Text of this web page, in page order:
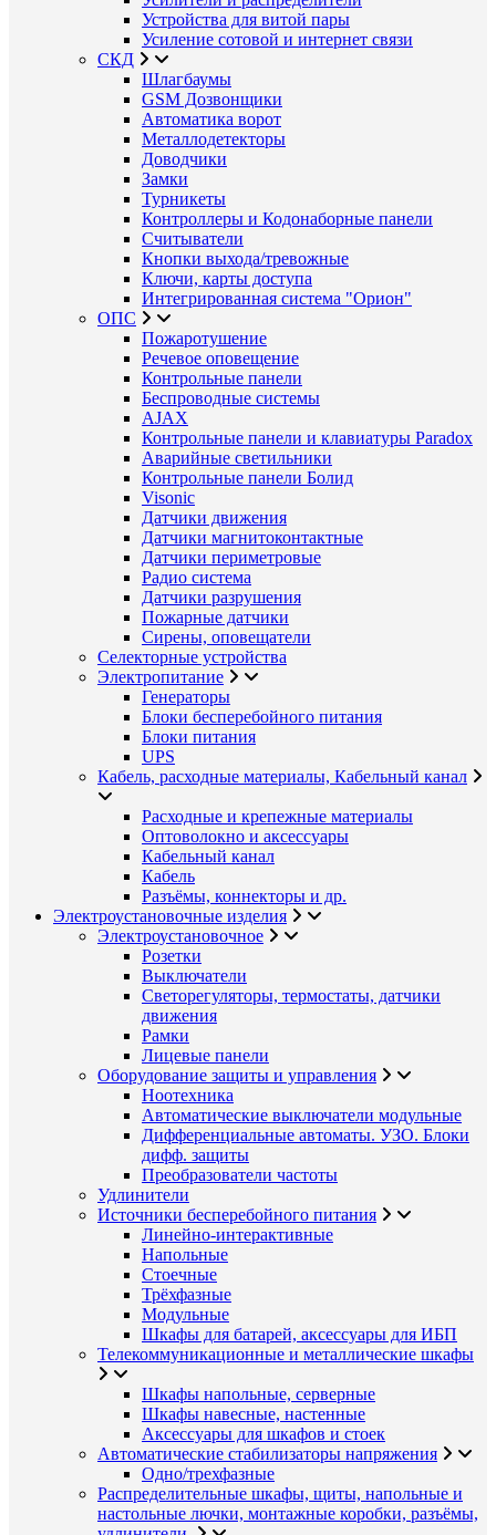
Устройства для витой пары
Усиление сотовой и интернет связи
СКД
Шлагбаумы
GSM Дозвонщики
Автоматика ворот
Металлодетекторы
Доводчики
Замки
Турникеты
Контроллеры и Кодонаборные панели
Считыватели
Кнопки выхода/тревожные
Ключи, карты доступа
Интегрированная система "Орион"
ОПС
Пожаротушение
Речевое оповещение
Контрольные панели
Беспроводные системы
AJAX
Контрольные панели и клавиатуры Paradox
Аварийные светильники
Контрольные панели Болид
Visonic
Датчики движения
Датчики магнитоконтактные
Датчики периметровые
Радио система
Датчики разрушения
Пожарные датчики
Сирены, оповещатели
Селекторные устройства
Электропитание
Генераторы
Блоки бесперебойного питания
Блоки питания
UPS
Кабель, расходные материалы, Кабельный канал
Расходные и крепежные материалы
Оптоволокно и аксессуары
Кабельный канал
Кабель
Разъёмы, коннекторы и др.
Электроустановочные изделия
Электроустановочное
Розетки
Выключатели
Светорегуляторы, термостаты, датчики
движения
Рамки
Лицевые панели
Оборудование защиты и управления
Ноотехника
Автоматические выключатели модульные
Дифференциальные автоматы. УЗО. Блоки
дифф. защиты
Преобразователи частоты
Удлинители
Источники бесперебойного питания
Линейно-интерактивные
Напольные
Стоечные
Трёхфазные
Модульные
Шкафы для батарей, аксессуары для ИБП
Телекоммуникационные и металлические шкафы
Шкафы напольные, серверные
Шкафы навесные, настенные
Аксессуары для шкафов и стоек
Автоматические стабилизаторы напряжения
Одно/трехфазные
Распределительные шкафы, щиты, напольные и
настольные лючки, монтажные коробки, разъёмы,